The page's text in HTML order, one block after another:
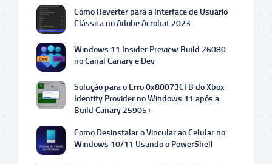
Como Reverter para a Interface de Usuário
Clássica no Adobe Acrobat 2023
Windows 11 Insider Preview Build 26080
no Canal Canary e Dev
Solução para o Erro 0x80073CFB do Xbox
Identity Provider no Windows 11 após a
Build Canary 25905+
Como Desinstalar o Vincular ao Celular no
Windows 10/11 Usando o PowerShell